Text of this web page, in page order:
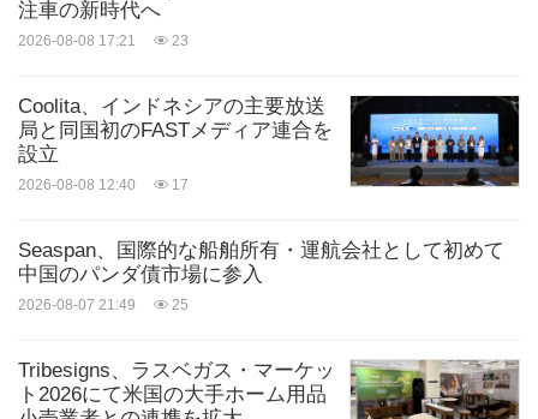
注車の新時代へ
2026-08-08 17:21 23
Coolita、インドネシアの主要放送
局と同国初のFASTメディア連合を
設立
2026-08-08 12:40 17
Seaspan、国際的な船舶所有・運航会社として初めて
中国のパンダ債市場に参入
2026-08-07 21:49 25
Tribesigns、ラスベガス・マーケッ
ト2026にて米国の大手ホーム用品